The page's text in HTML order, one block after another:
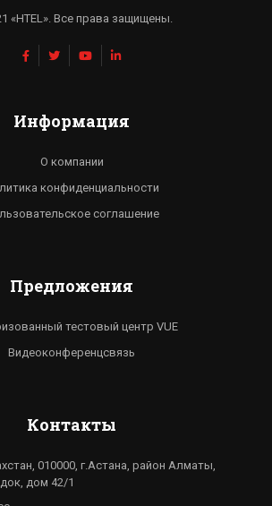
«HTEL». Все права защищены.
Информация
О компании
конфиденциальности
соглашение
Предложения
тестовый центр VUE
Видеоконференцсвязь
Контакты
010000, г.Астана, район Алматы,
дом 42/1